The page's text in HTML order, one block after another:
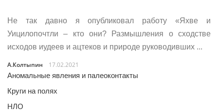
Не так давно я опубликовал работу «Яхве и
Уицилопочтли – кто они? Размышления о сходстве
исходов иудеев и ацтеков и природе руководивших ...
А.Колтыпин
17.02.2021
Аномальные явления и палеоконтакты
Круги на полях
НЛО